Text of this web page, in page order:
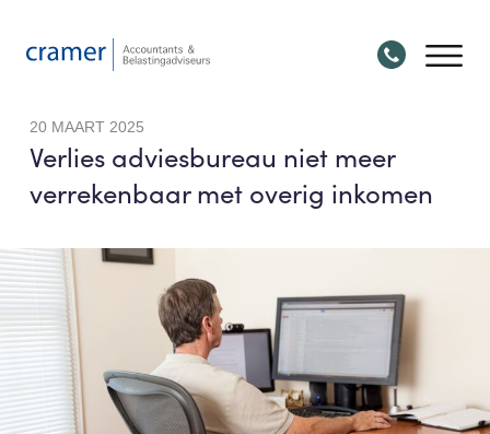
20 MAART 2025
Verlies adviesbureau niet meer
verrekenbaar met overig inkomen